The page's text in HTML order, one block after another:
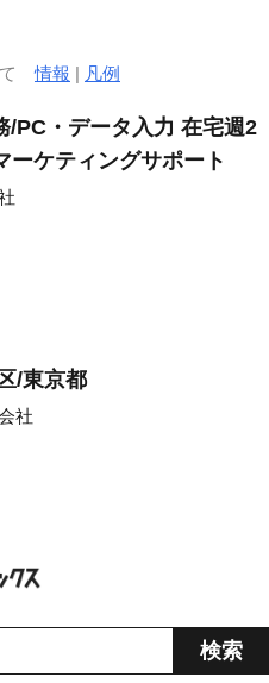
て情報 | 凡例
/PC・データ入力 在宅週2
ーケティングサポート
/東京都
社